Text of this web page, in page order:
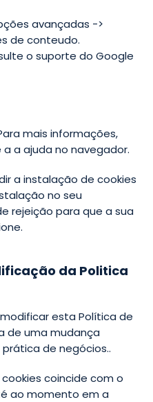
avançadas ->
de conteudo.
o suporte do Google
mais informações,
a ajuda no navegador.
a instalação de cookies
no seu
rejeição para que a sua
da Politica
esta Política de
de uma mudança
de negócios..
coincide com o
ao momento em a